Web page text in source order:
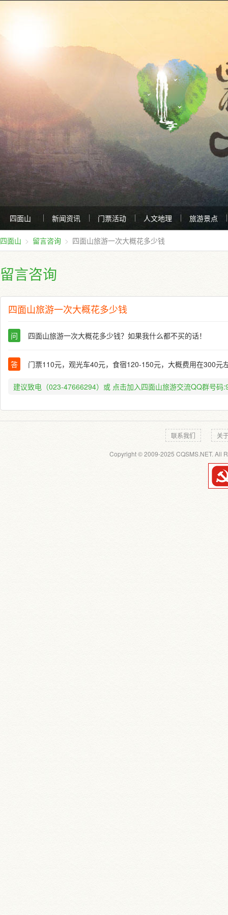
四面山 新闻资讯 门票活动 人文地理 旅游景点
四面山 留言咨询 四面山旅游一次大概花多少钱
留言咨询
四面山旅游一次大概花多少钱
问 四面山旅游一次大概花多少钱？如果我什么都不买的话！
答 门票110元，观光车40元，食宿120-150元，大概费用在300元
建议致电（023-47666294）或 点击加入四面山旅游交流QQ群号码
联系我们 关
Copyright © 2009-2025 CQSMS.NET. All